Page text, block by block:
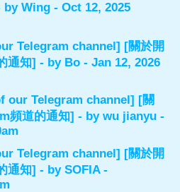
by Wing - Oct 12, 2025
Telegram channel] [關於開
通知] - by Bo - Jan 12, 2026
our Telegram channel] [關
頻道的通知] - bywu jianyu -
Telegram channel] [關於開
通知] - bySOFIA-